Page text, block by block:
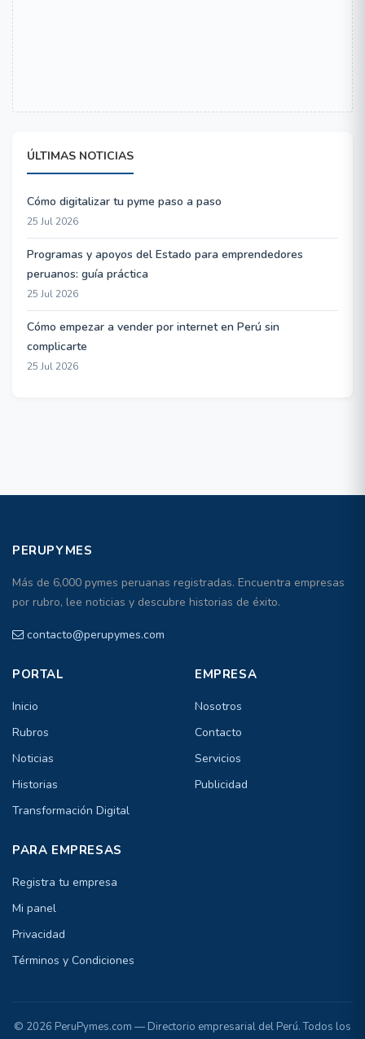
ÚLTIMAS NOTICIAS
Cómo digitalizar tu pyme paso a paso
25 Jul 2026
Programas y apoyos del Estado para emprendedores
peruanos: guía práctica
25 Jul 2026
Cómo empezar a vender por internet en Perú sin
complicarte
25 Jul 2026
PERUPYMES
Más de 6,000 pymes peruanas registradas. Encuentra empresas
por rubro, lee noticias y descubre historias de éxito.
contacto@perupymes.com
PORTAL
Inicio
Rubros
Noticias
Historias
Transformación Digital
EMPRESA
Nosotros
Contacto
Servicios
Publicidad
PARA EMPRESAS
Registra tu empresa
Mi panel
Privacidad
Términos y Condiciones
© 2026 PeruPymes.com — Directorio empresarial del Perú. Todos los